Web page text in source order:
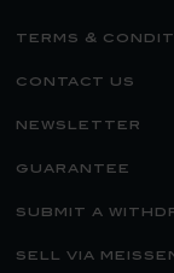
terms &
contact us
newsletter
guarantee
submit a
sell via